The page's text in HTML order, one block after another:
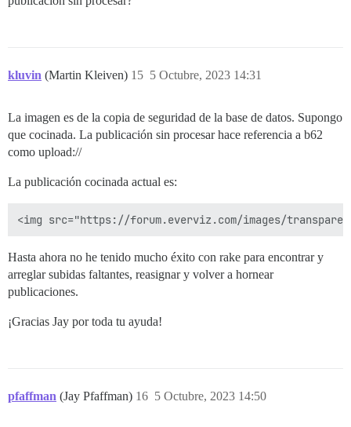
kluvin (Martin Kleiven) 5 Octubre, 2023 14:31
15
La imagen es de la copia de seguridad de la base de datos. Supongo
que cocinada. La publicación sin procesar hace referencia a b62
como upload://
La publicación cocinada actual es:
Hasta ahora no he tenido mucho éxito con rake para encontrar y
arreglar subidas faltantes, reasignar y volver a hornear
publicaciones.
¡Gracias Jay por toda tu ayuda!
pfaffman (Jay Pfaffman) 5 Octubre, 2023 14:50
16